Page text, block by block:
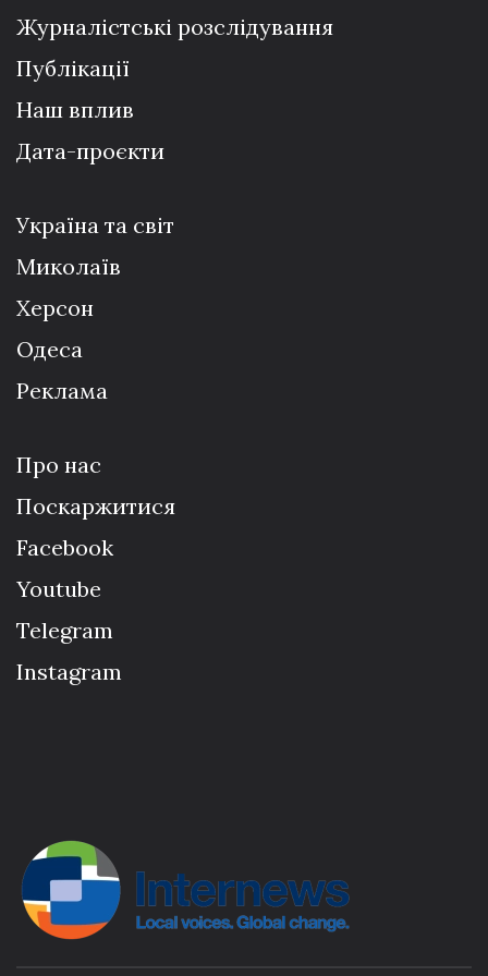
Журналістські розслідування
Публікації
Наш вплив
Дата-проєкти
Україна та світ
Миколаїв
Херсон
Одеса
Реклама
Про нас
Поскаржитися
Facebook
Youtube
Telegram
Instagram